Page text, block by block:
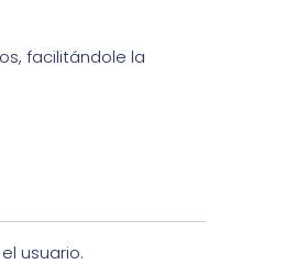
facilitándole la
usuario.